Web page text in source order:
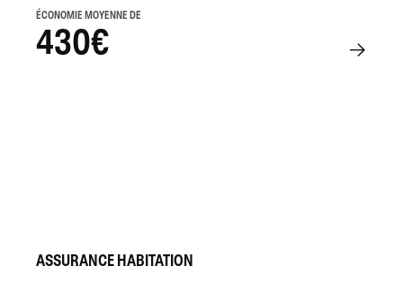
ÉCONOMIE MOYENNE DE
430€
ASSURANCE HABITATION